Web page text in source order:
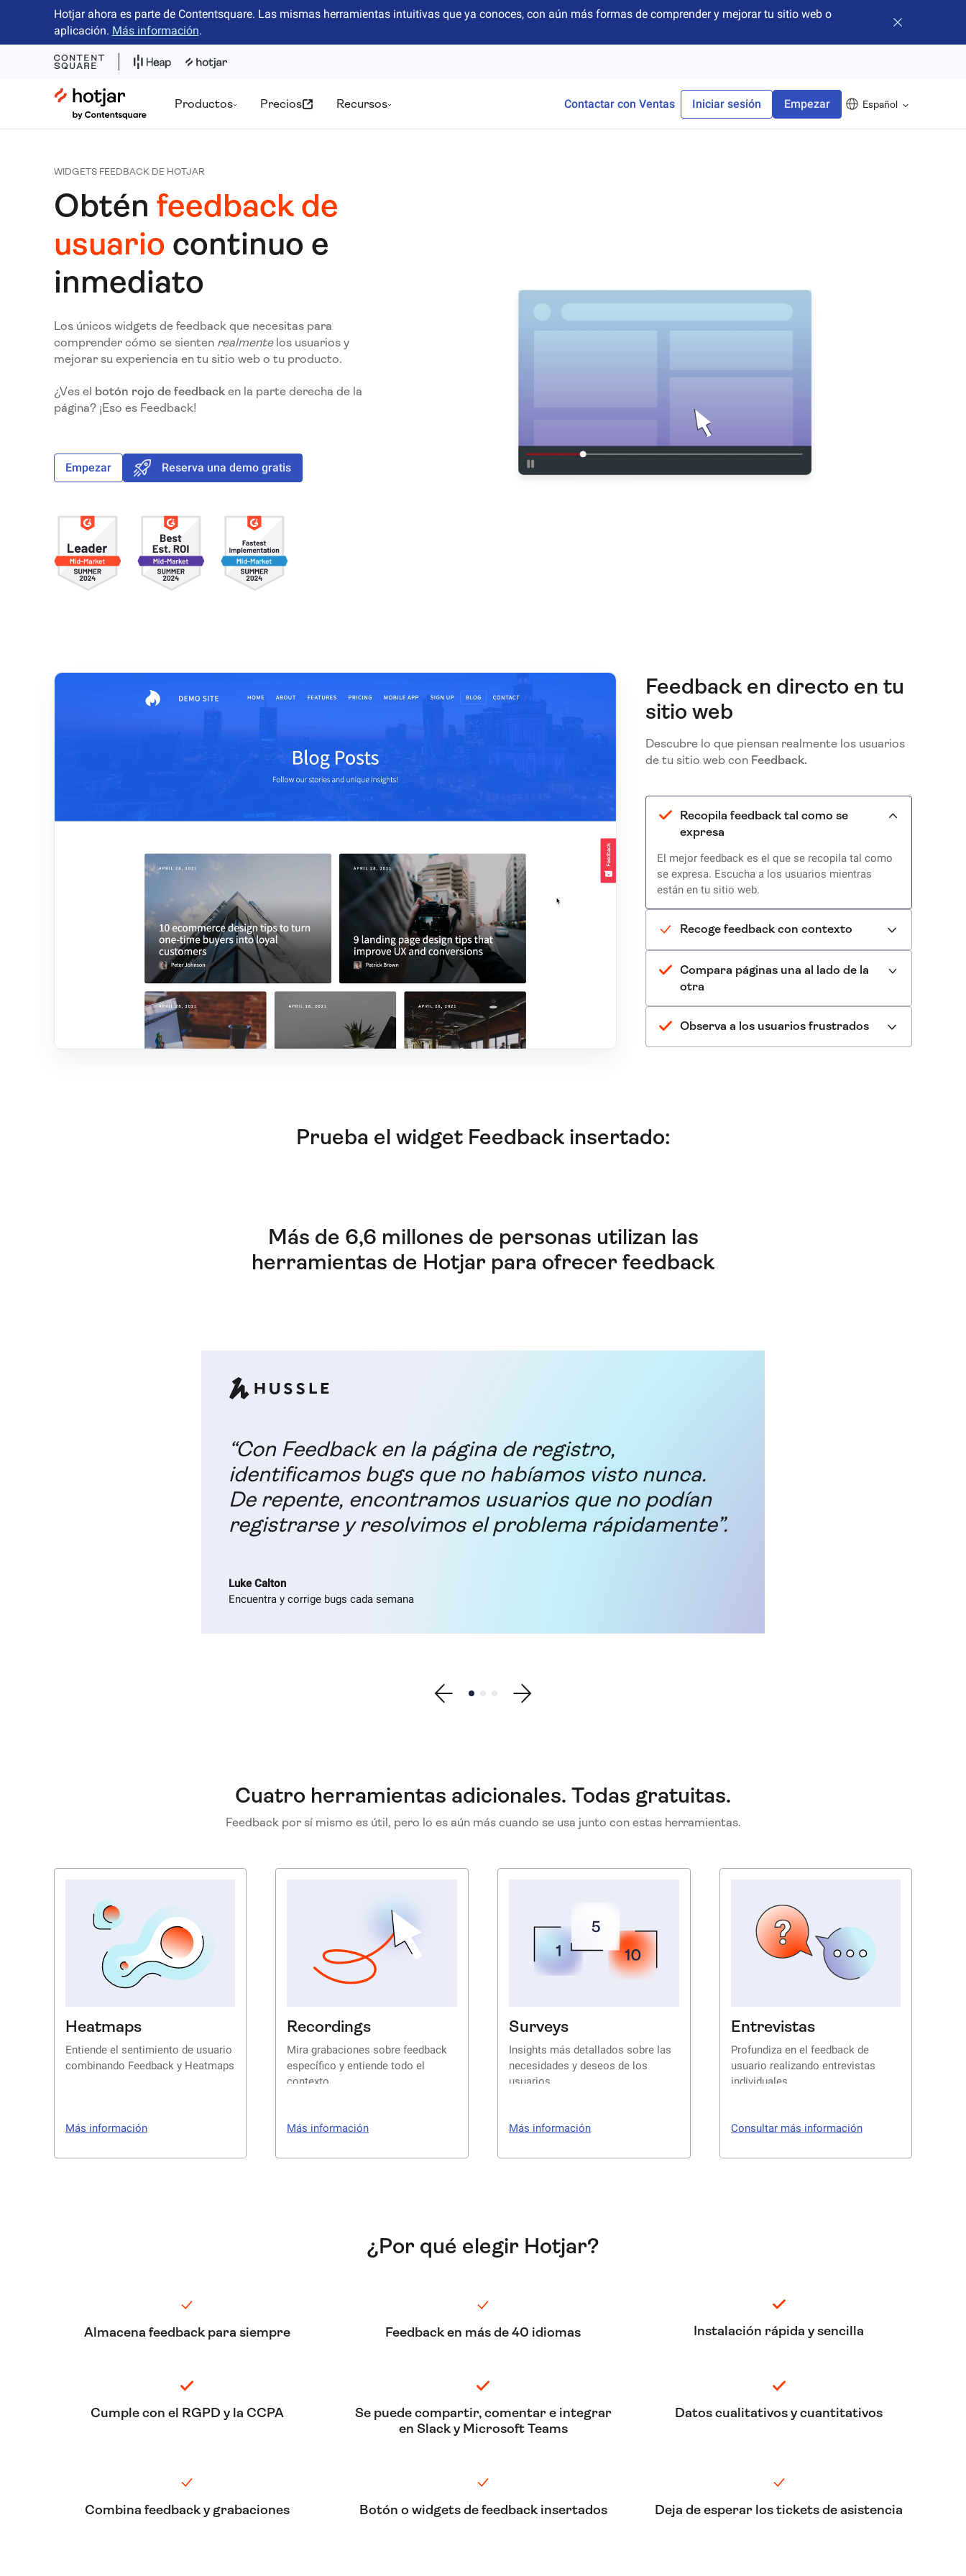
Hotjar ahora es parte de Contentsquare. Las mismas herramientas intuitivas que ya conoces, con aún más formas de comprender y mejorar tu sitio web o
aplicación. Más información. Cerrar banner
Hotjar Logo
Productos Precios Recursos Contactar con Ventas Iniciar sesión Empezar Español
WIDGETS FEEDBACK DE HOTJAR
Obtén feedback de
usuario continuo e
inmediato
Los únicos widgets de feedback que necesitas para
comprender cómo se sienten realmentelos usuarios y
mejorar su experiencia en tu sitio web o tu producto.
¿Ves el botón rojo de feedbacken la parte derecha de la
página? ¡Eso es Feedback!
Empezar Reserva una demo gratis
Feedback en directo en tu
sitio web
Descubre lo que piensan realmente los usuarios
de tu sitio web con Feedback.
Recopila feedback tal como se
expresa
El mejor feedback es el que se recopila tal como
se expresa. Escucha a los usuarios mientras
están en tu sitio web.
Recoge feedback con contexto
Compara páginas una al lado de la
otra
Observa a los usuarios frustrados
Prueba el widget Feedback insertado:
Más de 6,6 millones de personas utilizan las
herramientas de Hotjar para ofrecer feedback
“Con Feedback en la página de registro,
identificamos bugs que no habíamos visto nunca.
De repente, encontramos usuarios que no podían
registrarse y resolvimos el problema rápidamente”.
Luke Calton
Encuentra y corrige bugs cada semana
Show previous testimonial
Show testimonial 1
Show testimonial 2
Show testimonial 3
Show next testimonial
Cuatro herramientas adicionales. Todas gratuitas.
Feedback por sí mismo es útil, pero lo es aún más cuando se usa junto con estas herramientas.
Heatmaps
Entiende el sentimiento de usuario
combinando Feedback y Heatmaps
Más información
Recordings
Mira grabaciones sobre feedback
específico y entiende todo el
contexto
Más información
Surveys
Insights más detallados sobre las
necesidades y deseos de los
usuarios
Más información
Entrevistas
Profundiza en el feedback de
usuario realizando entrevistas
individuales
Consultar más información
¿Por qué elegir Hotjar?
Almacena feedback para siempre Feedback en más de 40 idiomas Instalación rápida y sencilla
Cumple con el RGPD y la CCPA
Se puede compartir, comentar e integrar
en Slack y Microsoft Teams
Datos cualitativos y cuantitativos
Combina feedback y grabaciones Botón o widgets de feedback insertados Deja de esperar los tickets de asistencia